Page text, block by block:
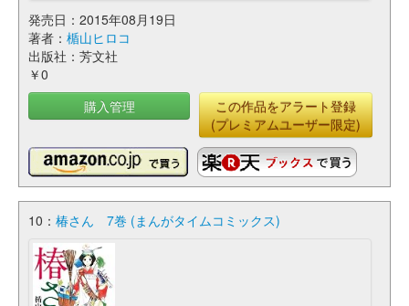
発売日：2015年08月19日
著者： 楯山ヒロコ
出版社：芳文社
￥0
購入管理
この作品をアラート登録
(プレミアムユーザー限定)
10： 椿さん 7巻 (まんがタイムコミックス)